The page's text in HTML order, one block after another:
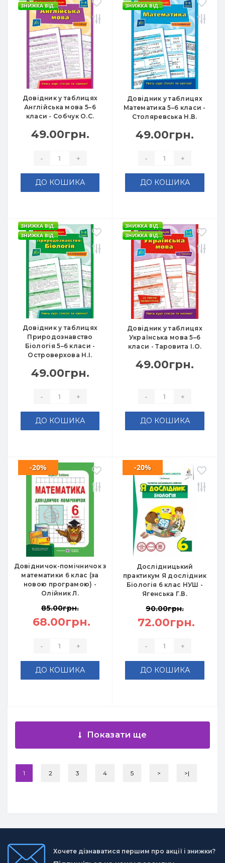
Довідник у таблицях
Англійська мова 5–6
класи - Собчук О.С.
ЗНИЖКА ВІД...
49.00грн.
- +
ДО КОШИКА
Довідник у таблицях
Математика 5–6 класи -
Столяревська Н.В.
ЗНИЖКА ВІД...
49.00грн.
- +
ДО КОШИКА
Довідник у таблицях
Природознавство
Біологія 5–6 класи -
Островерхова Н.І.
ЗНИЖКА ВІД...
ЗНИЖКА ВІД...
49.00грн.
- +
ДО КОШИКА
Довідник у таблицях
Українська мова 5–6
класи - Таровита І.О.
ЗНИЖКА ВІД...
ЗНИЖКА ВІД...
49.00грн.
- +
ДО КОШИКА
Довідничок-помічничок з
математики 6 клас (за
новою програмою) -
Олійник Л.
-20%
85.00грн.
68.00грн.
- +
ДО КОШИКА
Дослідницький
практикум Я дослідник
Біологія 6 клас НУШ -
Ягенська Г.В.
-20%
90.00грн.
72.00грн.
- +
ДО КОШИКА
Показати ще
1 2 3 4 5 > >|
Хочете дізнаватися першим про акції і знижки?